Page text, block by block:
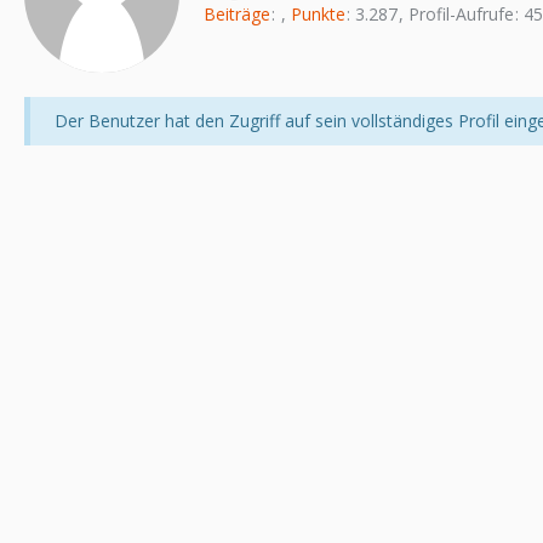
Beiträge
Punkte 3.287 Profil-Aufrufe 45
Der Benutzer hat den Zugriff auf sein vollständiges Profil